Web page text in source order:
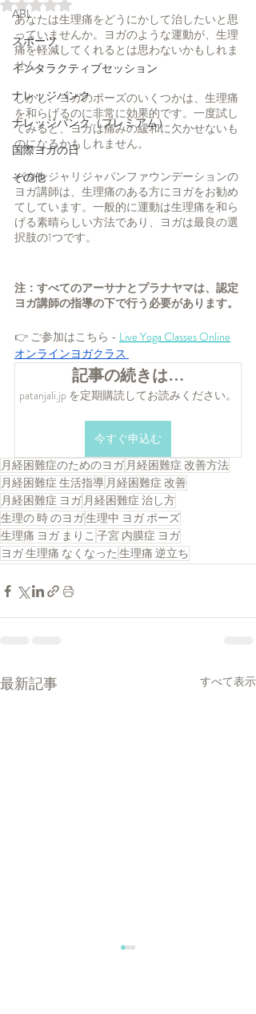
ABL
スポーツ
インタラクティブセッション
ナレッジバンク
ナレッジバンク（プレミアム）
国際ヨガの日
その他
5つ星のうちNaNと評価されています。
あなたは生理痛をどうにかして治したいと思
っていませんか。ヨガのような運動が、生理
痛を軽減してくれるとは思わないかもしれま
せん。
しかし、ヨガのポーズのいくつかは、生理痛
を和らげるのに非常に効果的です。一度試し
てみると、ヨガは痛みの緩和に欠かせないも
のになるかもしれません。
パタンジャリジャパンファウンデーションの
ヨガ講師は、生理痛のある方にヨガをお勧め
てしています。一般的に運動は生理痛を和ら
げる素晴らしい方法であり、ヨガは最良の選
択肢の1つです。
注：すべてのアーサナとプラナヤマは、認定
ヨガ講師の指導の下で行う必要があります。
👉 ご参加はこちら - Live Yoga Classes Online
オンラインヨガクラス
記事の続きは…
patanjali.jp を定期購読してお読みください。
今すぐ申込む
月経困難症のためのヨガ月経困難症 改善方法
月経困難症 生活指導月経困難症 改善
月経困難症 ヨガ月経困難症 治し方
生理の 時 のヨガ生理中 ヨガ ポーズ
生理痛 ヨガ まりこ 子宮 内膜症 ヨガ
ヨガ 生理痛 なくなった生理痛 逆立ち
最新記事 すべて表示